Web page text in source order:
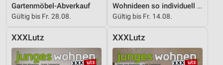
Gartenmöbel-Abverkauf
Gültig bis Fr. 28.08.
Wohnideen so individuell wie du!
Gültig bis Fr. 14.08.
XXXLutz XXXLutz